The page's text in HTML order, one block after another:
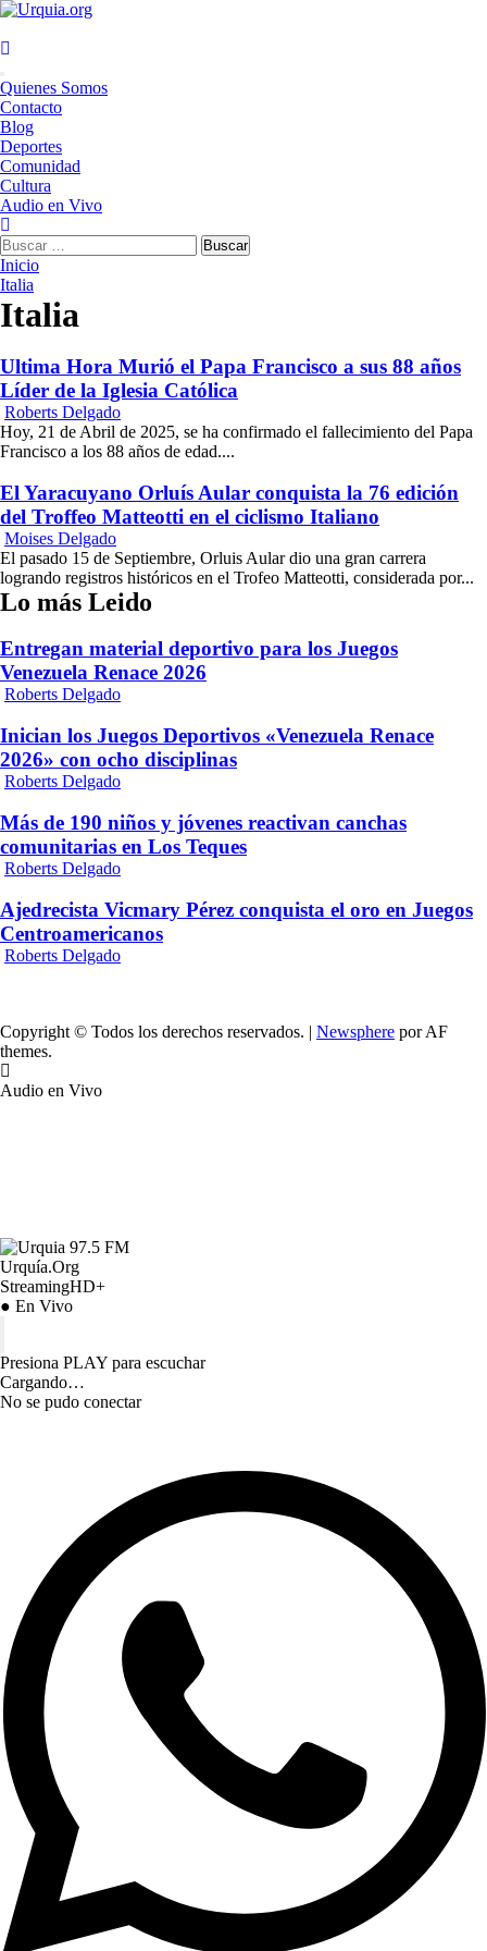
Saltar
contenido
Menú
principal
Quienes Somos
Contacto
Blog
Deportes
Comunidad
Cultura
Audio en Vivo
Buscar:
Inicio
Italia
Italia
Ultima Hora Murió el Papa Francisco a sus 88 años
Líder de la Iglesia Católica
Roberts Delgado
Hoy, 21 de Abril de 2025, se ha confirmado el fallecimiento del Papa
Francisco a los 88 años de edad....
El Yaracuyano Orluís Aular conquista la 76 edición
del Troffeo Matteotti en el ciclismo Italiano
Moises Delgado
El pasado 15 de Septiembre, Orluis Aular dio una gran carrera
logrando registros históricos en el Trofeo Matteotti, considerada por...
Lo más Leido
Entregan material deportivo para los Juegos
Venezuela Renace 2026
Roberts Delgado
Inician los Juegos Deportivos «Venezuela Renace
2026» con ocho disciplinas
Roberts Delgado
Más de 190 niños y jóvenes reactivan canchas
comunitarias en Los Teques
Roberts Delgado
Ajedrecista Vicmary Pérez conquista el oro en Juegos
Centroamericanos
Roberts Delgado
Copyright © Todos los derechos reservados. | Newsphere por AF
themes.
Audio en Vivo
Urquía.Org
StreamingHD+
● En Vivo
Presiona PLAY para escuchar
Cargando…
No se pudo conectar